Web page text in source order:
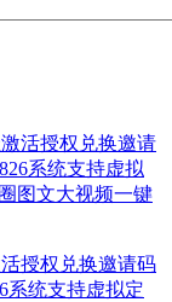
授权兑换邀请码
系统支持虚拟定